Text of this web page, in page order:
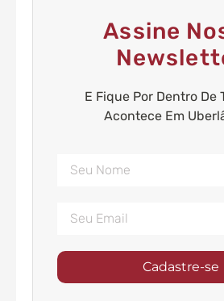
Assine
E Fique Por Dentro De
Acontece Em
Cadastre-se